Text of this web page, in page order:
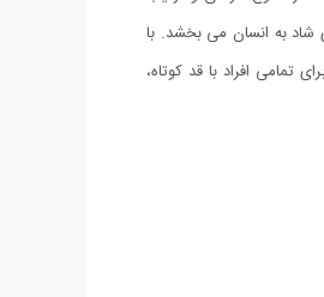
شاد به انسان می بخشد. با
افراد با قد کوتاه،